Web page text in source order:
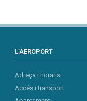
L’AEROPORT
Adreça i horaris
Accés i transport